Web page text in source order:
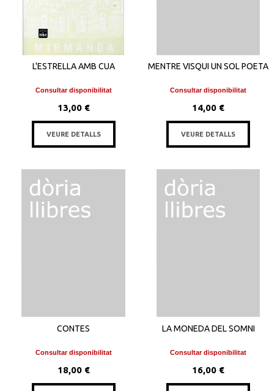
L'ESTRELLA AMB CUA
Consultar disponibilitat
13,00 €
VEURE DETALLS
MENTRE VISQUI UN SOL POETA
Consultar disponibilitat
14,00 €
VEURE DETALLS
CONTES
Consultar disponibilitat
18,00 €
LA MONEDA DEL SOMNI
Consultar disponibilitat
16,00 €